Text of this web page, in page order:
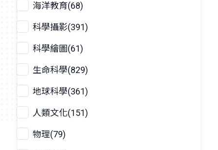
海洋教育(68)
科學攝影(391)
科學繪圖(61)
生命科學(829)
地球科學(361)
人類文化(151)
物理(79)